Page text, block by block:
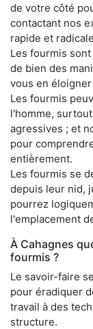
de votre côté
contactant nos
rapide et
Les fourmis
de bien des
vous en
Les fourmis
l'homme,
agressives ; et
pour
entièrement.
Les fourmis se
depuis leur nid,
pourrez
l'emplacement
À Cahagnes
fourmis ?
Le savoir-faire
pour éradiquer
travail à des
structure.